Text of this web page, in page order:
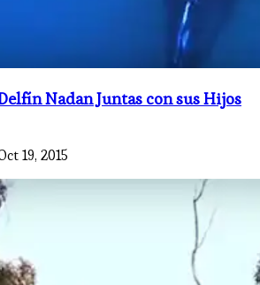
Nadan Juntas con sus Hijos
19, 2015